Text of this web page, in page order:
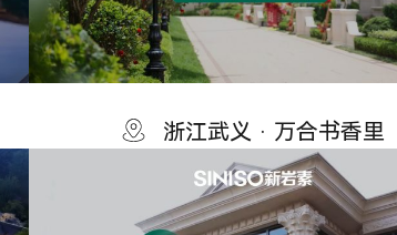
浙江武义 · 万合书香里